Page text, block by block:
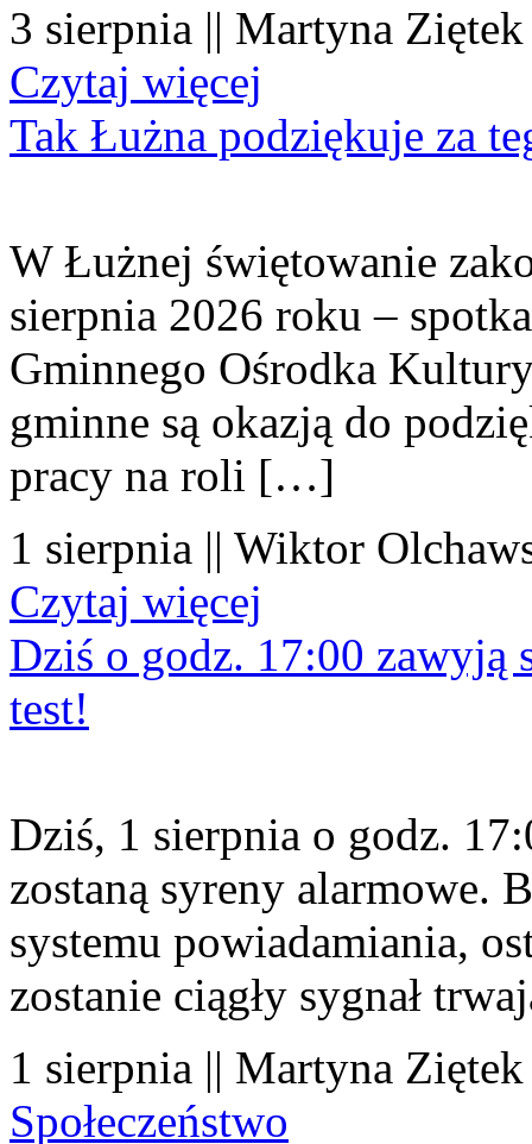
3 sierpnia || Martyna
Czytaj więcej
Tak Łużna podziękuje za
W Łużnej świętowanie
sierpnia 2026 roku –
Gminnego Ośrodka
gminne są okazją do
pracy na roli […]
1 sierpnia || Wiktor
Czytaj więcej
Dziś o godz. 17:00 zawyją
test!
Dziś, 1 sierpnia o godz.
zostaną syreny alarmowe.
systemu powiadamiania,
zostanie ciągły sygnał
1 sierpnia || Martyna
Społeczeństwo